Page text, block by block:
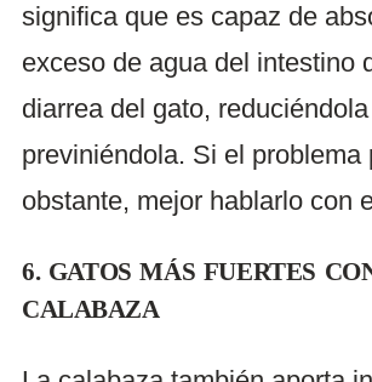
significa que es capaz de
exceso de agua del intestino
diarrea del gato,
previniéndola. Si el problema
obstante, mejor hablarlo con
6. GATOS MÁS FUERTES
CALABAZA